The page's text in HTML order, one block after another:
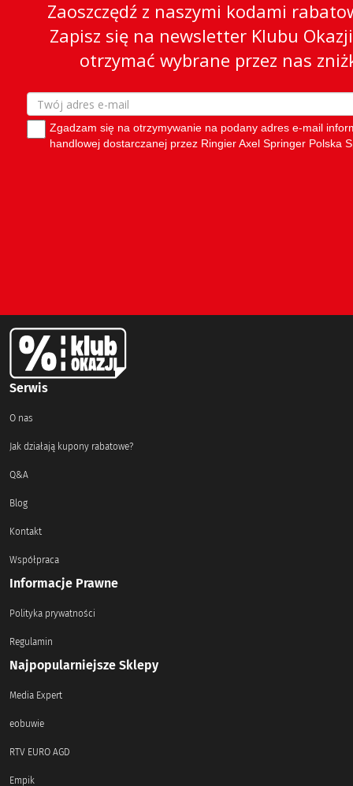
Serwis
O nas
Jak działają kupony rabatowe?
Q&A
Blog
Kontakt
Współpraca
Informacje Prawne
Polityka prywatności
Regulamin
Najpopularniejsze Sklepy
Media Expert
eobuwie
RTV EURO AGD
Empik